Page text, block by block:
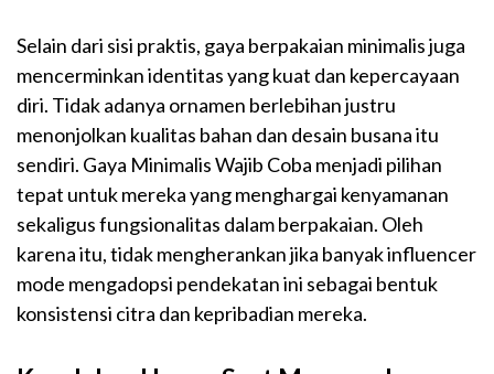
Selain dari sisi praktis, gaya berpakaian minimalis juga
mencerminkan identitas yang kuat dan kepercayaan
diri. Tidak adanya ornamen berlebihan justru
menonjolkan kualitas bahan dan desain busana itu
sendiri. Gaya Minimalis Wajib Coba menjadi pilihan
tepat untuk mereka yang menghargai kenyamanan
sekaligus fungsionalitas dalam berpakaian. Oleh
karena itu, tidak mengherankan jika banyak influencer
mode mengadopsi pendekatan ini sebagai bentuk
konsistensi citra dan kepribadian mereka.